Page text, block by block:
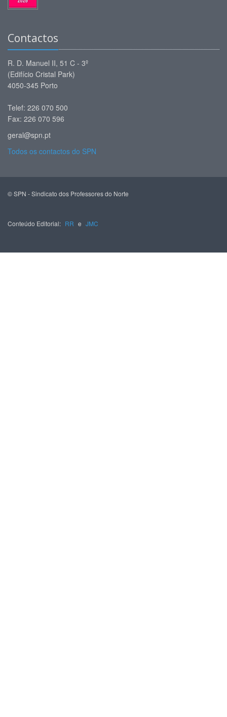
Contactos
R. D. Manuel II, 51 C - 3º
(Edifício Cristal Park)
4050-345 Porto
Telef: 226 070 500
Fax: 226 070 596
geral@spn.pt
Todos os contactos do SPN
© SPN - Sindicato dos Professores do Norte
Conteúdo Editorial: RR e JMC